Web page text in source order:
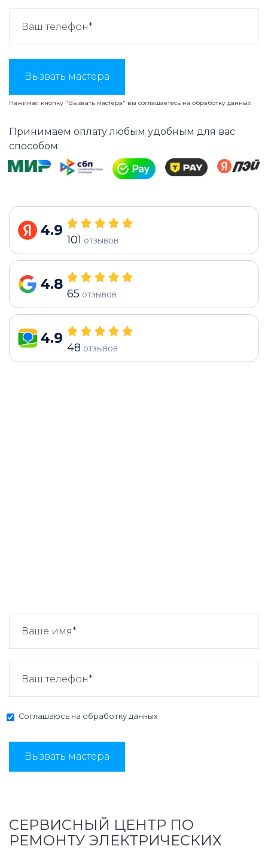
Вызвать мастера
Нажимая кнопку "Вызвать мастера" вы соглашаетесь на обработку данных
Принимаем оплату любым удобным для вас
способом:
4.9
101 отзывов
4.8
65 отзывов
4.9
48 отзывов
Соглашаюсь на обработку данных
Вызвать мастера
СЕРВИСНЫЙ ЦЕНТР ПО
РЕМОНТУ ЭЛЕКТРИЧЕСКИХ